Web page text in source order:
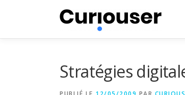
Stratégies